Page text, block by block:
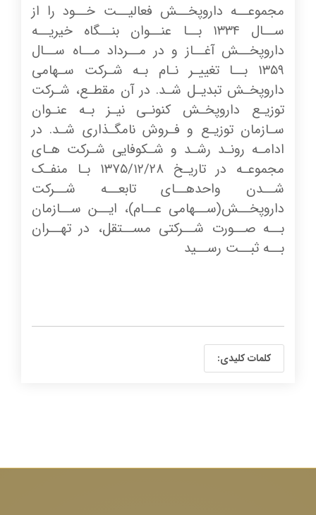
مجموعــه داروپخــش فعالیــت خــود را از
ســال ۱۳۳۴ بــا عنــوان بنــگاه خیریــه
داروپخــش آغــاز و در مــرداد مــاه ســال
۱۳۵۹ بــا تغییـر نـام بـه شـرکت سـهامی
داروپخـش تبدیـل شـد. در آن مقطـع، شـرکت
توزیـع داروپخـش کنونـی نیـز بـه عنـوان
سـازمان توزیـع و فـروش نامگـذاری شـد. در
ادامـه رونـد رشـد و شـکوفایی شـرکت هـای
مجموعـه در تاریـخ ۱۳۷۵/۱۲/۲۸ بـا منفـک
شــدن واحدهــای تابعــه شــرکت
داروپخــش(ســهامی عــام)، ایــن ســازمان
بــه صــورت شــرکتی مســتقل، در تهــران
بــه ثبــت رســید
کلمات کلیدی: